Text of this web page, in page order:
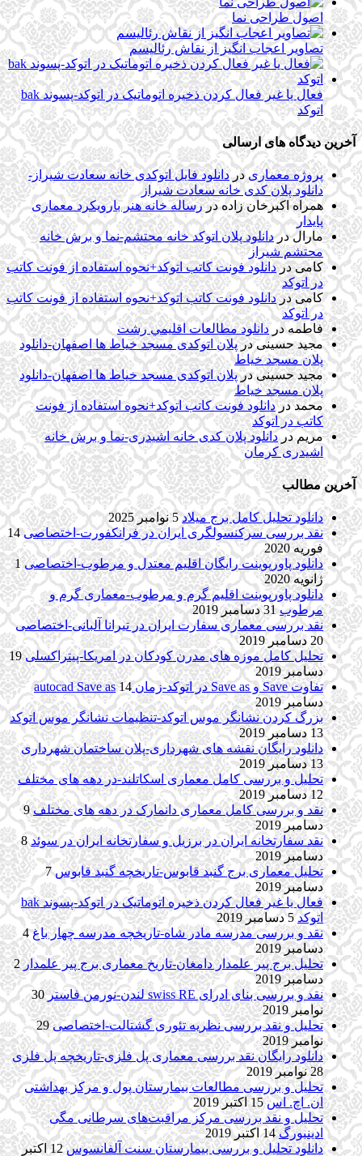
اصول طراحی نما
تصاویر اعجاب انگیز از نقاش رئالیسم
فعال یا غیر فعال کردن ذخیره اتوماتیک در اتوکد-پسوند bak
اتوکد
آخرین دیدگاه های ارسالی
پروژه معماریدردانلود فایل اتوکدی خانه سعادت شیراز-
دانلود پلان کدی خانه سعادت شیراز
همراه اکبرخان زادهدررساله خانه هنر بارویکرد معماری
پایدار
مارالدردانلود پلان اتوکد خانه محتشم-نما و برش خانه
محتشم شیراز
کامیدردانلود فونت کاتب اتوکد+نحوه استفاده از فونت کاتب
در اتوکد
کامیدردانلود فونت کاتب اتوکد+نحوه استفاده از فونت کاتب
در اتوکد
فاطمهدردانلود مطالعات اقليمي رشت
مجید حسینیدرپلان اتوکدی مسجد خیاط ها اصفهان-دانلود
پلان مسجد خیاط
مجید حسینیدرپلان اتوکدی مسجد خیاط ها اصفهان-دانلود
پلان مسجد خیاط
محمددردانلود فونت کاتب اتوکد+نحوه استفاده از فونت
کاتب در اتوکد
مریمدردانلود پلان کدی خانه اشیدری-نما و برش خانه
اشیدری کرمان
آخرین مطالب
دانلود تحلیل کامل برج میلاد 5 نوامبر 2025
نقد بررسی سرکنسولگری ایران در فرانکفورت-اختصاصی 14
فوریه 2020
دانلود پاورپوینت رایگان اقلیم معتدل و مرطوب-اختصاصی 1
ژانویه 2020
دانلود پاورپوینت اقلیم گرم و مرطوب-معماری گرم و
مرطوب 31 دسامبر 2019
نقد بررسی معماری سفارت ایران در تیرانا آلبانی-اختصاصی
20 دسامبر 2019
تحلیل کامل موزه های مدرن کودکان در امریکا-پیتراکسلی 19
دسامبر 2019
تفاوت Save و Save as در اتوکد-زمان autocad Save as
14
دسامبر 2019
بزرگ کردن نشانگر موس اتوکد-تنظیمات نشانگر موس اتوکد
13 دسامبر 2019
دانلود رایگان نقشه های شهرداری-پلان ساختمان شهرداری
13 دسامبر 2019
تحلیل و بررسی کامل معماری اسکاتلند-در دهه های مختلف
12 دسامبر 2019
نقد و بررسی کامل معماری دانمارک در دهه های مختلف 9
دسامبر 2019
نقد سفارتخانه ایران در برزیل و سفارتخانه ایران در سوئد 8
دسامبر 2019
تحلیل معماری برج گنبد قابوس-تاریخچه گنبد قابوس 7
دسامبر 2019
فعال یا غیر فعال کردن ذخیره اتوماتیک در اتوکد-پسوند bak
اتوکد 5 دسامبر 2019
نقد و بررسی مدرسه مادر شاه-تاریخچه مدرسه چهار باغ 4
دسامبر 2019
تحلیل برج پیر علمدار دامغان-تاریخ معماری برج پیر علمدار 2
دسامبر 2019
نقد و بررسی بنای ادرای swiss RE لندن-نورمن فاستر
30
نوامبر 2019
تحلیل و نقد بررسی نظریه تئوری گشتالت-اختصاصی 29
نوامبر 2019
دانلود رایگان نقد بررسی معماری پل فلزی-تاریخچه پل فلزی
28 نوامبر 2019
تحلیل و بررسی مطالعات بیمارستان پول و مرکز بهداشتی
ان. اچ. اس 15 اکتبر 2019
تحلیل و نقد بررسی مرکز مراقبت‌های سرطانی مگی
ادینبورگ 14 اکتبر 2019
دانلود تحلیل و بررسی بیمارستان سنت آلفانسوس
12 اکتبر